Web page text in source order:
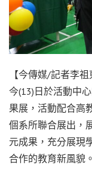
【今傳媒/記者李
今(13)日於活動中
果展，活動配合高
個系所聯合展出，
元成果，充分展現
合作的教育新風貌。